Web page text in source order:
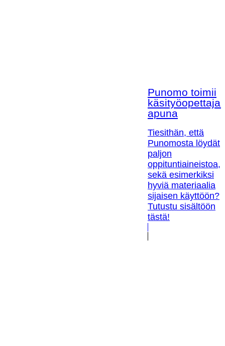
Punomo toimii
apuna
Tiesithän, että
Punomosta löydät
paljon
oppituntiaineistoa,
sekä esimerkiksi
hyviä materiaalia
sijaisen käyttöön?
Tutustu sisältöön
tästä!